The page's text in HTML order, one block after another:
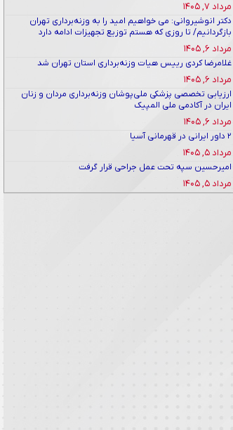
مرداد ۷, ۱۴۰۵
دکتر انوشیروانی: می خواهیم امید را به وزنه‌برداری تهران
بازگردانیم/ تا روزی که هستم توزیع تجهیزات ادامه دارد
مرداد ۶, ۱۴۰۵
غلامرضا کردی رییس هیات وزنه‌برداری استان تهران شد
مرداد ۶, ۱۴۰۵
ارزیابی تخصصی پزشکی ملی‌پوشان وزنه‌برداری مردان و زنان
ایران در آکادمی ملی المپیک
مرداد ۶, ۱۴۰۵
۲ داور ایرانی در قهرمانی آسیا
مرداد ۵, ۱۴۰۵
امیرحسین سپه تحت عمل جراحی قرار گرفت
مرداد ۵, ۱۴۰۵